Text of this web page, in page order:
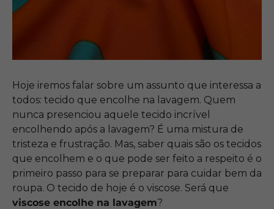
Hoje iremos falar sobre um assunto que interessa a
todos: tecido que encolhe na lavagem. Quem
nunca presenciou aquele tecido incrível
encolhendo após a lavagem? É uma mistura de
tristeza e frustração. Mas, saber quais são os tecidos
que encolhem e o que pode ser feito a respeito é o
primeiro passo para se preparar para cuidar bem da
roupa. O tecido de hoje é o viscose. Será que
viscose encolhe na lavagem?